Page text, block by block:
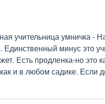
учительница умничка -
минус это
Есть продленка-но это
и в любом садике. Если